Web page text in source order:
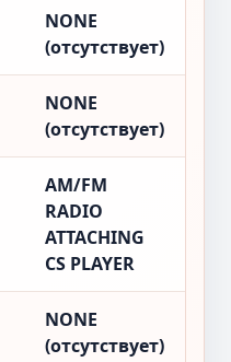
NONE
(отсутствует)
NONE
(отсутствует)
AM/FM
RADIO
ATTACHING
CS PLAYER
NONE
(отсутствует)